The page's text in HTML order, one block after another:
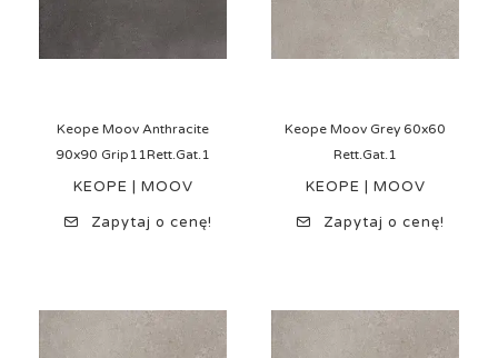
Keope Moov Anthracite
90x90 Grip11Rett.Gat.1
KEOPE | MOOV
Zapytaj o cenę!
Keope Moov Grey 60x60
Rett.Gat.1
KEOPE | MOOV
Zapytaj o cenę!